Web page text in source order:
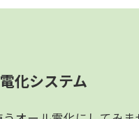
化システム